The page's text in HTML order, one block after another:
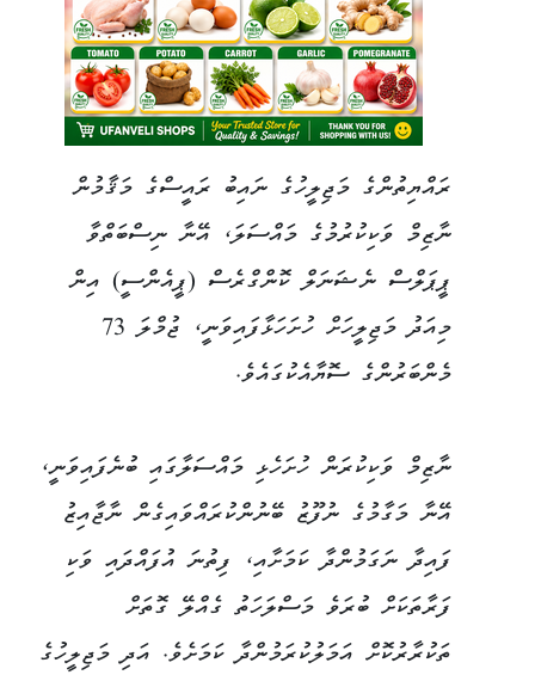
ރައްޔިތުންގެ މަޖިލީހުގެ ނައިބު ރައީސްގެ މަޤާމުން
ނާޒިމް ވަކިކުރުމުގެ މައްސަލަ، އޭނާ ނިސްބަތްވާ
ޕީޕަލްސް ނެޝަނަލް ކޮންގްރެސް (ޕީއެންސީ) އިން
މިއަދު މަޖިލީހަށް ހުށަހަޅާފައިވަނީ، ޖުމްލަ 73
މެންބަރުންގެ ސޮޔާއެކުގައެވެ.
ނާޒިމް ވަކިކުރަން ހުށަހެޅި މައްސަލާގައި ބުނެފައިވަނީ،
އޭނާ މަގާމުގެ ނުފޫޒު ބޭނުންކުރައްވައިގެން ނާޖާއިޒު
ފައިދާ ނަގަމުންދާ ކަމަށާއި، ފިތުނަ އުފައްދައި ވަކި
ފަރާތަކަށް ބުރަވެ މަސްލަހަތު ގެއްލޭ ގޮތަށް
ތަކުރާރުކޮށް އަމަލުކުރަމުންދާ ކަމަށެވެ. އަދި މަޖިލީހުގެ